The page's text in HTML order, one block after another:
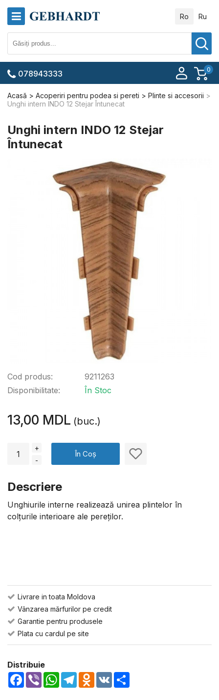
Ro Ru
0
078943333
Acasă Acoperiri pentru podea si pereti
Plinte si accesorii
Unghi intern INDO 12 Stejar Întunecat
Unghi intern INDO 12 Stejar
Întunecat
Cod produs:
Disponibilitate:
9211263
În Stoc
13,00 MDL (buc.)
+
-
În Coș
Descriere
Unghiurile interne realizează unirea plintelor în
colțurile interioare ale pereților.
Livrare in toata Moldova
Vânzarea mărfurilor pe credit
Garantie pentru produsele
Plata cu cardul pe site
Distribuie
Facebook
Viber WhatsApp
TelegramOdnoklassniki
VK